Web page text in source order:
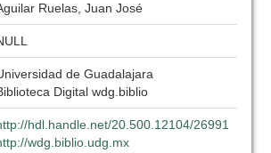
Ruelas, Juan José
de Guadalajara
Digital wdg.biblio
hdl.handle.net/20.500.12104/26991
wdg.biblio.udg.mx